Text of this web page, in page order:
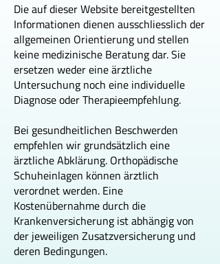
Die auf dieser Website bereitgestellten
Informationen dienen ausschliesslich der
allgemeinen Orientierung und stellen
keine medizinische Beratung dar. Sie
ersetzen weder eine ärztliche
Untersuchung noch eine individuelle
Diagnose oder Therapieempfehlung.
Bei gesundheitlichen Beschwerden
empfehlen wir grundsätzlich eine
ärztliche Abklärung. Orthopädische
Schuheinlagen können ärztlich
verordnet werden. Eine
Kostenübernahme durch die
Krankenversicherung ist abhängig von
der jeweiligen Zusatzversicherung und
deren Bedingungen.